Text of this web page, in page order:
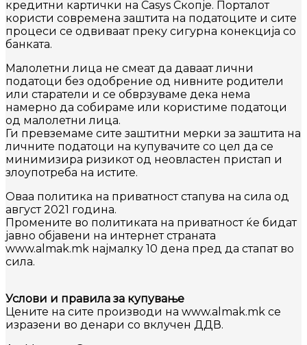
кредитни картички на Casys Скопје. Порталот
користи современа заштита на податоците и сите
процеси се одвиваат преку сигурна конекција со
банката.
Малолетни лица не смеат да даваат лични
податоци без одобрение од нивните родители
или старатели и се обврзуваме дека нема
намерно да собираме или користиме податоци
од малолетни лица.
Ги превземаме сите заштитни мерки за заштита на
личните податоци на купувачите со цел да се
минимизира ризикот од неовластен пристап и
злоупотреба на истите.
Оваа политика на приватност стапува на сила од
август 2021 година.
Промените во политиката на приватност ќе бидат
јавно објавени на интернет странатa
www.almak.mk најмалку 10 дена пред да стапат во
сила.
Услови и правила за купување
Цените на сите производи на www.almak.mk се
изразени во денари со вклучен ДДВ.